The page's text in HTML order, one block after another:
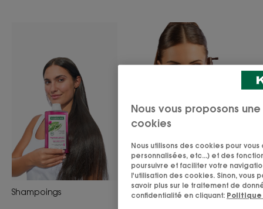
gammes
produits
Shampoings
Routine
antichute
Nous vous proposons
cookies
Nous utilisons des cookies pour
personnalisées, etc...) et des
poursuivre et faciliter votre
l'utilisation des cookies. Sinon, vous
savoir plus sur le traitement de
confidentialité en cliquant: